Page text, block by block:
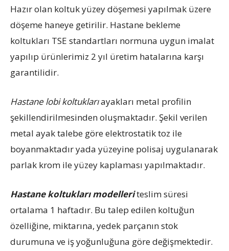
Hazır olan koltuk yüzey döşemesi yapılmak üzere
döşeme haneye getirilir. Hastane bekleme
koltukları TSE standartları normuna uygun imalat
yapılıp ürünlerimiz 2 yıl üretim hatalarına karşı
garantilidir.
Hastane lobi koltuklarıayakları metal profilin
şekillendirilmesinden oluşmaktadır. Şekil verilen
metal ayak talebe göre elektrostatik toz ile
boyanmaktadır yada yüzeyine polisaj uygulanarak
parlak krom ile yüzey kaplaması yapılmaktadır.
Hastane koltukları modelleriteslim süresi
ortalama 1 haftadır. Bu talep edilen koltuğun
özelliğine, miktarına, yedek parçanın stok
durumuna ve iş yoğunluğuna göre değişmektedir.